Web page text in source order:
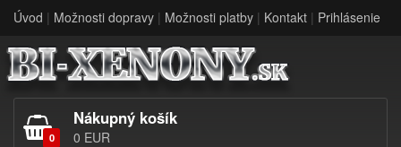
Úvod | Možnosti dopravy | Možnosti platby | Kontakt | Prihlásenie
0
Nákupný košík
0 EUR